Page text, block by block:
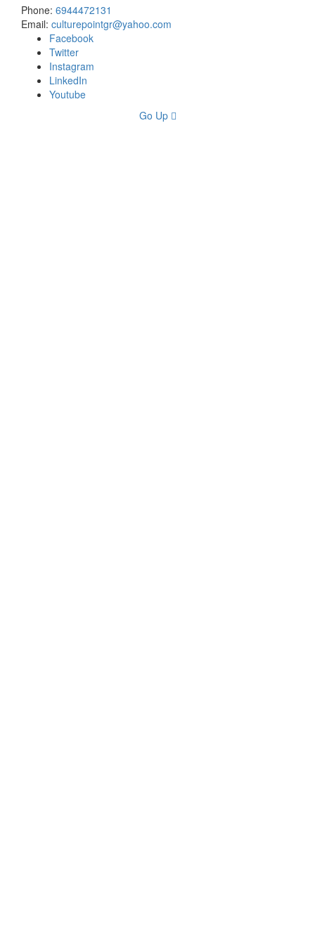
Phone: 6944472131
Email: culturepointgr@yahoo.com
Facebook
Twitter
Instagram
LinkedIn
Youtube
Go Up